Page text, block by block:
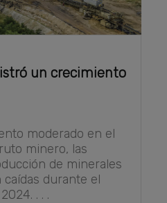
un crecimiento
moderado en el
minero, las
de minerales
durante el
. . .